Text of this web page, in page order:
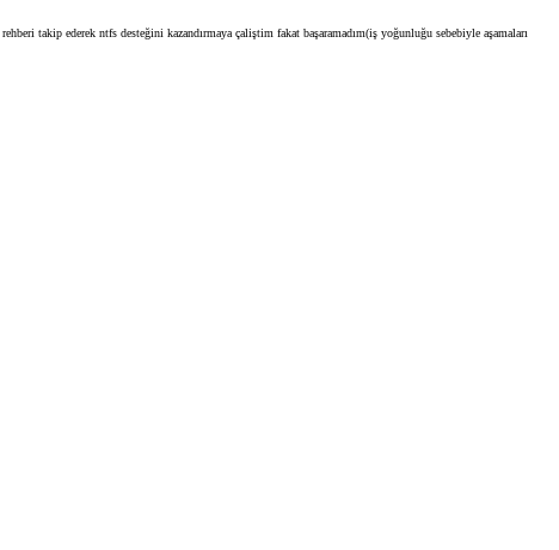
rehberi takip ederek ntfs desteğini kazandırmaya çaliştim fakat başaramadım(iş yoğunluğu sebebiyle aşamaları